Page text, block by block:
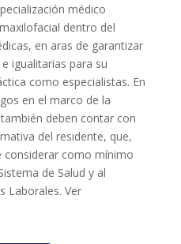
médico
dentro del
en aras de garantizar
igualitarias para su
como especialistas. En
en el marco de la
deben contar con
del residente, que,
como mínimo
de Salud y al
Laborales. Ver